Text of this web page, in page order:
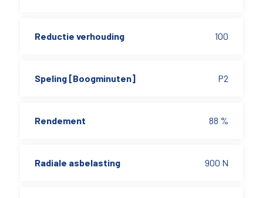
Reductie verhouding 100
Speling [Boogminuten] P2
Rendement 88 %
Radiale asbelasting 900 N